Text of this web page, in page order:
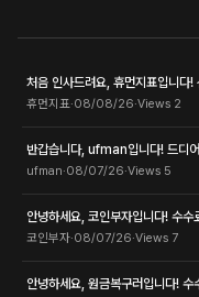
처음 인사드려요, 휴먼지표입니다!
휴먼지표·08/08/26·Views 2
반갑습니다, ufman입니다! 드디
ufman·08/07/26·Views 5
안녕하세요, 코인부자입니다! 수
코인부자·08/07/26·Views 7
안녕하세요, 원금복구러입니다!